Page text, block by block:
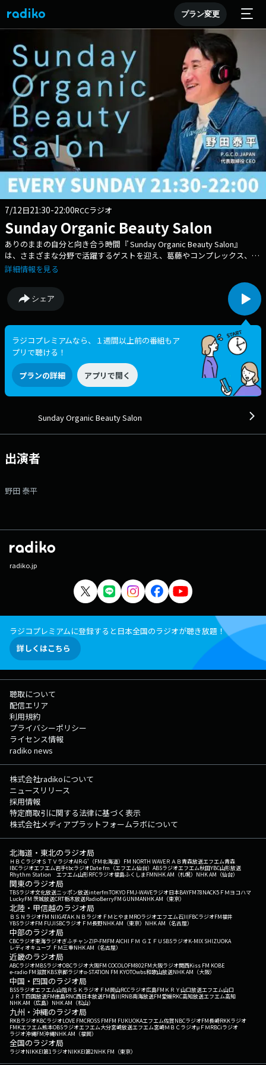
プラン変更
7/12日21:30-22:00RCCラジオ
Sunday Organic Beauty Salon
ありのままの自分と向き合う時間『 Sunday Organic Beauty Salon』
は、さまざまな分野で活躍するゲストを迎え、葛藤やコンプレックス、そ
れを乗り越えてきたストーリーからその人の美学を紐解きます。 明日か
Soup. あなたらしい『美しさ』を見つけるヒントをお届けします。
詳細情報を見る
シェア
ラジコプレミアムなら、１週間以上前の番組もア
プリで聴ける！
プランの詳細 アプリで開く
Sunday Organic Beauty Salon
出演者
野田 泰平
radiko.jp
ラジコプレミアムに登録すると日本全国のラジオが聴き放題！
詳しくはこちら
聴取について
配信エリア
利用規約
プライバシーポリシー
ライセンス情報
radiko news
株式会社radikoについて
ニュースリリース
採用情報
特定商取引に関する法律に基づく表示
株式会社メディアプラットフォームラボについて
北海道・東北のラジオ局
ＨＢＣラジオＳＴＶラジオAIR-G'（FM北海道） FM NORTH WAVEＲＡＢ青森放送エフエム青森
IBCラジオエフエム岩手tbcラジオDate fm（エフエム仙台） ABSラジオエフエム秋田YBC山形放送
Rhythm Station エフエム山形RFCラジオ福島ふくしまFMNHK AM（札幌） NHK AM（仙台）
関東のラジオ局
TBSラジオ文化放送ニッポン放送interfmTOKYO FMJ-WAVEラジオ日本BAYFM78NACK5 ＦＭヨコハマ
LuckyFM 茨城放送CRT栃木放送RadioBerryFM GUNMANHK AM（東京）
北陸・甲信越のラジオ局
ＢＳＮラジオFM NIIGATAＫＮＢラジオ ＦＭとやまMROラジオエフエム石川FBCラジオFM福井
YBSラジオFM FUJISBCラジオ ＦＭ長野NHK AM（東京） NHK AM（名古屋）
中部のラジオ局
CBCラジオ東海ラジオぎふチャンZIP-FMFM AICHI ＦＭ ＧＩＦＵ SBSラジオK-MIX SHIZUOKA
レディオキューブ ＦＭ三重NHK AM（名古屋）
近畿のラジオ局
ABCラジオMBSラジオOBCラジオ大阪FM COCOLOFM802FM大阪ラジオ関西Kiss FM KOBE
e-radio FM滋賀KBS京都ラジオα-STATION FM KYOTOwbs和歌山放送NHK AM（大阪）
中国・四国のラジオ局
BSSラジオエフエム山陰ＲＳＫラジオ ＦＭ岡山RCCラジオ広島FM ＫＲＹ山口放送エフエム山口
ＪＲＴ四国放送FM徳島RNC西日本放送FM香川RNB南海放送FM愛媛RKC高知放送エフエム高知
NHK AM（広島） NHK AM（松山）
九州・沖縄のラジオ局
RKBラジオKBCラジオLOVE FMCROSS FMFM FUKUOKAエフエム佐賀NBCラジオFM長崎RKKラジオ
FMKエフエム熊本OBSラジオエフエム大分宮崎放送エフエム宮崎ＭＢＣラジオμＦＭRBCiラジオ
ラジオ沖縄FM沖縄NHK AM（福岡）
全国のラジオ局
ラジオNIKKEI第1ラジオNIKKEI第2NHK FM（東京）